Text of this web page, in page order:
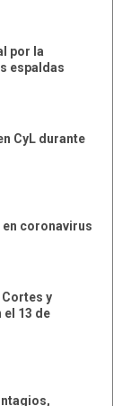
por la
espaldas
CyL durante
en coronavirus
y
el 13 de